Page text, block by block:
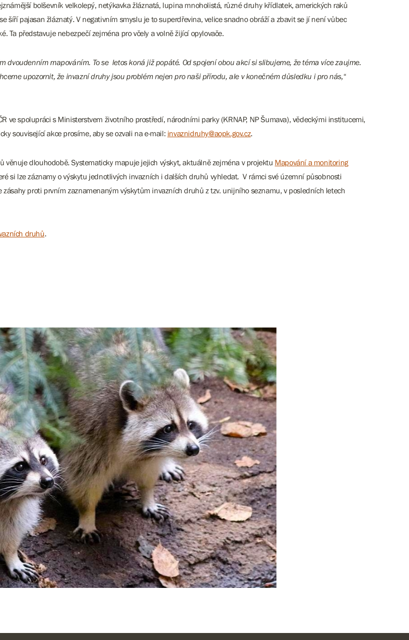
bolševník velkolepý, netýkavka žláznatá, lupina mnoholistá, různé druhy křídlatek, amerických raků
šíří pajasan žláznatý. V negativním smyslu je to superdřevina, velice snadno obráží a zbavit se jí není vůbec
Ta představuje nebezpečí zejména pro včely a volně žijící opylovače.
dvoudenním mapováním. To se letos koná již popáté. Od spojení obou akcí si slibujeme, že téma více zaujme.
upozornit, že invazní druhy jsou problém nejen pro naši přírodu, ale v konečném důsledku i pro nás,“
ve spolupráci s Ministerstvem životního prostředí, národními parky (KRNAP, NP Šumava), vědeckými institucemi,
související akce prosíme, aby se ozvali na e-mail: invaznidruhy@aopk.gov.cz.
věnuje dlouhodobě. Systematicky mapuje jejich výskyt, aktuálně zejména v projektu Mapování a monitoring
si lze záznamy o výskytu jednotlivých invazních i dalších druhů vyhledat. V rámci své územní působnosti
proti prvním zaznamenaným výskytům invazních druhů z tzv. unijního seznamu, v posledních letech
druhů.